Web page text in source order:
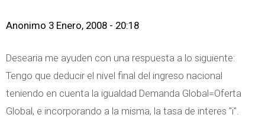
Anonimo 3 Enero, 2008 - 20:18
Desearia me ayuden con una respuesta a lo siguiente:
Tengo que deducir el nivel final del ingreso nacional
teniendo en cuenta la igualdad Demanda Global=Oferta
Global, e incorporando a la misma, la tasa de interes "i".